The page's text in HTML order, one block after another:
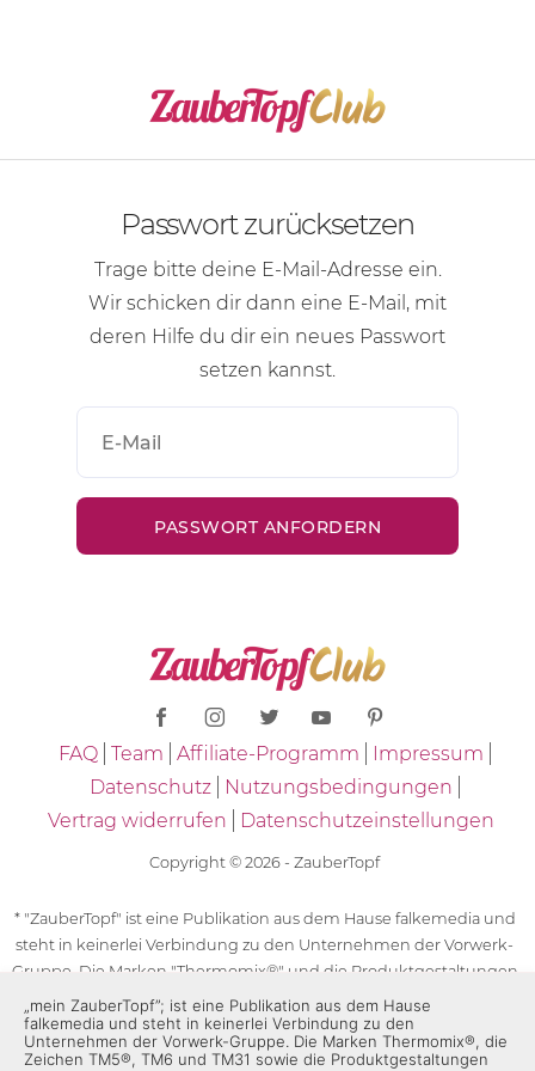
Passwort zurücksetzen
Trage bitte deine E-Mail-Adresse ein.
Wir schicken dir dann eine E-Mail , mit
deren Hilfe du dir ein neues Passwort
setzen kannst.
FAQ Team Affiliate-Programm
Impressum
Datenschutz
Nutzungsbedingungen
Vertrag widerrufen
Datenschutzeinstellungen
Copyright © 2026 - ZauberTopf
* "ZauberTopf" ist eine Publikation aus dem Hause falkemedia und
steht in keinerlei Verbindung zu den Unternehmen der Vorwerk-
Gruppe. Die Marken "Thermomix®" und die Produktgestaltungen
des "Thermomix®" sind eingetragene Marken der Unternehmen
der Vorwerk-Gruppe. Die Marken Thermomix®, die Zeichen TM5®,
TM6 und TM31 sowie die Produktgestaltungen des Thermomix®
„mein ZauberTopf”; ist eine Publikation aus dem Hause
falkemedia und steht in keinerlei Verbindung zu den
Unternehmen der Vorwerk-Gruppe. Die Marken Thermomix®, die
Zeichen TM5®, TM6 und TM31 sowie die Produktgestaltungen